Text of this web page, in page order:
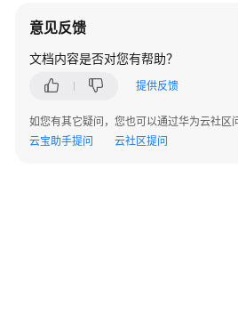
SDK
参
考
见
问
意见反馈
文档内容是否对您有帮助？
提供反馈
如您有其它疑问，您也可以通过华为云社区
云宝助手提问
云社区提问